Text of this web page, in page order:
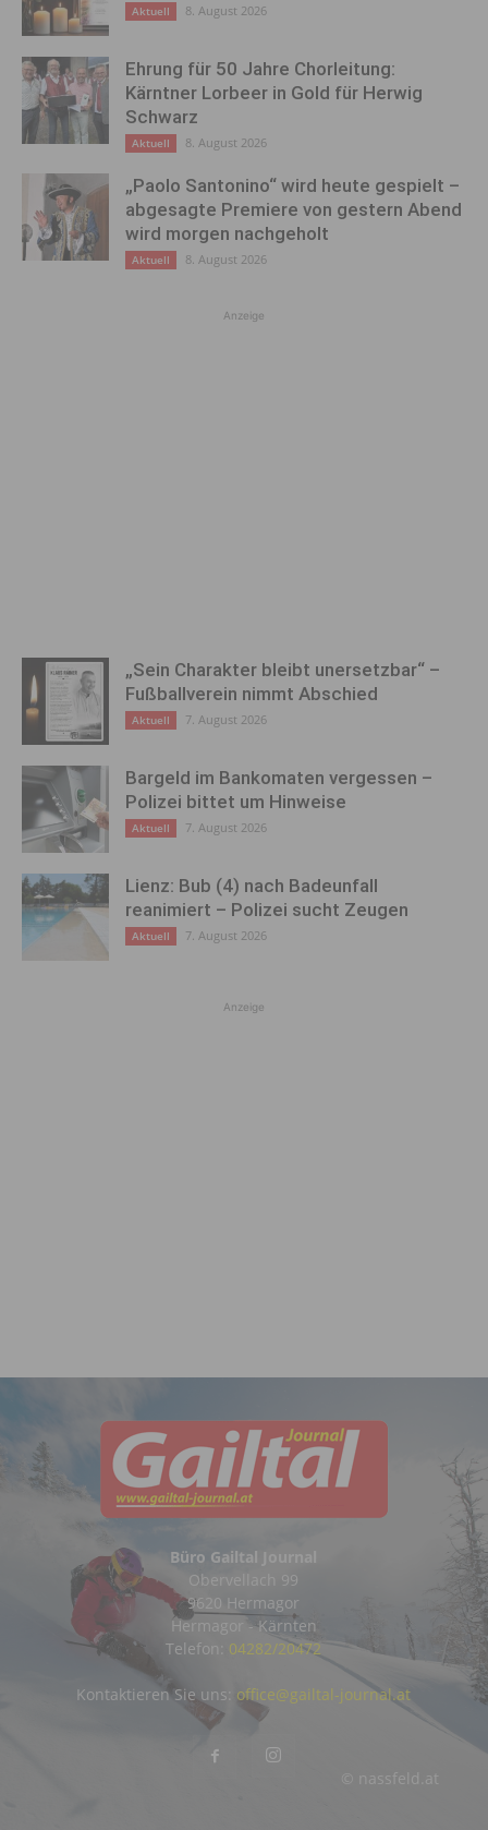
Aktuell 8. August 2026
Ehrung für 50 Jahre Chorleitung:
Kärntner Lorbeer in Gold für Herwig
Schwarz
Aktuell 8. August 2026
„Paolo Santonino“ wird heute gespielt –
abgesagte Premiere von gestern Abend
wird morgen nachgeholt
Aktuell 8. August 2026
Anzeige
„Sein Charakter bleibt unersetzbar“ –
Fußballverein nimmt Abschied
Aktuell 7. August 2026
Bargeld im Bankomaten vergessen –
Polizei bittet um Hinweise
Aktuell 7. August 2026
Lienz: Bub (4) nach Badeunfall
reanimiert – Polizei sucht Zeugen
Aktuell 7. August 2026
Anzeige
Büro Gailtal Journal
Obervellach 99
9620 Hermagor
Hermagor - Kärnten
Telefon: 04282/20472
© nassfeld.at
Kontaktieren Sie uns: office@gailtal-journal.at